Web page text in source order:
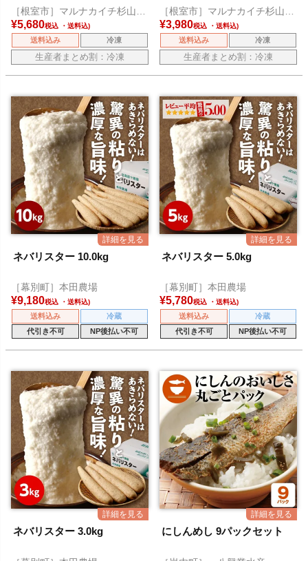
［根室市］マルナカイチ杉山水
産
¥5,680税込
送料込み 冷凍
生産者まとめ割：冷凍
［根室市］マルナカイチ杉山水
産
¥3,980税込
送料込み 冷凍
生産者まとめ割：冷凍
ネバリスター 10.0kg
［幕別町］本田農場
¥9,180税込
送料込み
冷蔵
代引き不可
NP後払い不可
ネバリスター 5.0kg
［幕別町］本田農場
¥5,780税込
送料込み
冷蔵
代引き不可
NP後払い不可
ネバリスター 3.0kg にしんめし 9パックセット